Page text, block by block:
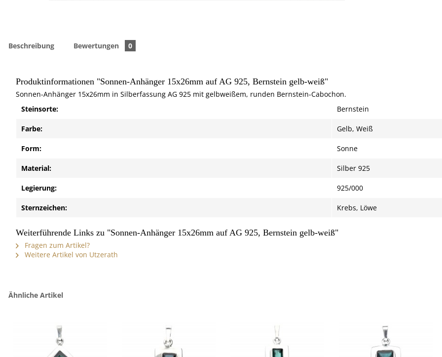
Beschreibung Bewertungen 0
Produktinformationen "Sonnen-Anhänger 15x26mm auf AG 925, Bernstein gelb-weiß"
Sonnen-Anhänger 15x26mm in Silberfassung AG 925 mit gelbweißem, runden Bernstein-Cabochon.
Steinsorte:
Bernstein
Farbe: Gelb, Weiß
Form: Sonne
Material: Silber 925
Legierung: 925/000
Sternzeichen: Krebs, Löwe
Weiterführende Links zu "Sonnen-Anhänger 15x26mm auf AG 925, Bernstein gelb-weiß"
Fragen zum Artikel?
Weitere Artikel von Utzerath
Ähnliche Artikel